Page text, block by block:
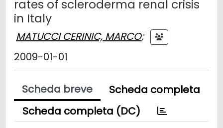
rates of scleroderma renal crisis
in Italy
MATUCCI CERINIC, MARCO;
2009-01-01
Scheda breve
Scheda completa
Scheda completa (DC)